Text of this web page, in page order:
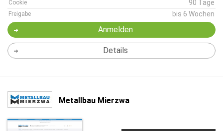
Cookie 90 Tage
Freigabe bis 6 Wochen
Anmelden
Details
Metallbau Mierzwa